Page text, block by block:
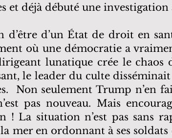
et déjà débuté une investigation
d’être d’un État de droit en
où une démocratie a
lunatique crée le chaos
le leader du culte
Non seulement Trump n’en
pas nouveau. Mais
! La situation n’est pas sans
mer en ordonnant à ses